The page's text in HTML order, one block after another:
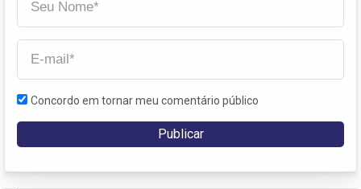
Concordo em tornar meu comentário público